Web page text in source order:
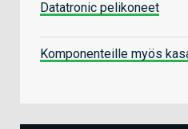
Datatronic pelikoneet
Komponenteille myös